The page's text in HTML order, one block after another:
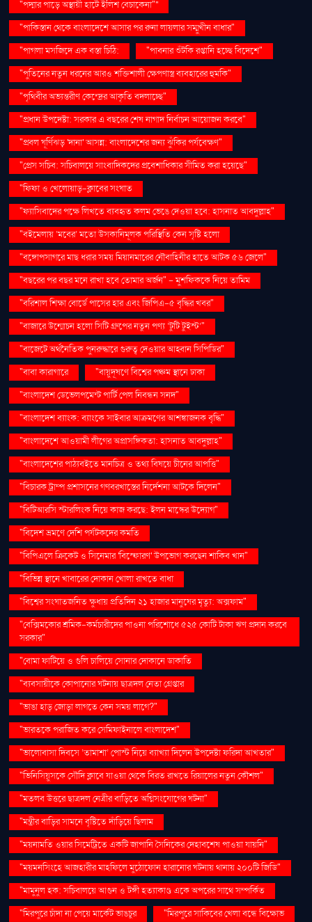
"পদ্মার পাড়ে অস্থায়ী হাটে ইলিশ বেচাকেনা"''
"পাকিস্তান থেকে বাংলাদেশে আসার পর রুনা লায়লার সম্মুখীন বাধার"
"পাগলা মসজিদে এক বস্তা চিঠি:
"পাবনার শুঁটকি রপ্তানি হচ্ছে বিদেশে"
"পুতিনের নতুন ধরনের আরও শক্তিশালী ক্ষেপণাস্ত্র ব্যবহারের হুমকি"
"পৃথিবীর অভ্যন্তরীণ কেন্দ্রের আকৃতি বদলাচ্ছে"
"প্রধান উপদেষ্টা: সরকার এ বছরের শেষ নাগাদ নির্বাচন আয়োজন করবে"
"প্রবল ঘূর্ণিঝড় 'দানা' আসন্ন: বাংলাদেশের জন্য ঝুঁকির পর্যবেক্ষণ"
"প্রেস সচিব: সচিবালয়ে সাংবাদিকদের প্রবেশাধিকার সীমিত করা হয়েছে"
"ফিফা ও খেলোয়াড়-ক্লাবের সংঘাত
"ফ্যাসিবাদের পক্ষে লিখতে ব্যবহৃত কলম ভেঙে দেওয়া হবে: হাসনাত আবদুল্লাহ"
"বইমেলায় ‘মবের’ মতো উসকানিমূলক পরিস্থিতি কেন সৃষ্টি হলো
"বঙ্গোপসাগরে মাছ ধরার সময় মিয়ানমারের নৌবাহিনীর হাতে আটক ৫৬ জেলে"
"বছরের পর বছর মনে রাখা হবে তোমার অর্জন" – মুশফিককে নিয়ে তামিম
"বরিশাল শিক্ষা বোর্ডে পাসের হার এবং জিপিএ-৫ বৃদ্ধির খবর"
"বাজারে উন্মোচন হলো সিটি গ্রুপের নতুন পণ্য ‘টুটি টুইস্ট’"
"বাজেটে অর্থনৈতিক পুনরুদ্ধারে গুরুত্ব দেওয়ার আহ্বান সিপিডির"
"বাবা কারাগারে
"বায়ুদূষণে বিশ্বের পঞ্চম স্থানে ঢাকা
"বাংলাদেশ ডেভেলপমেন্ট পার্টি পেল নিবন্ধন সনদ"
"বাংলাদেশ ব্যাংক: ব্যাংকে সাইবার আক্রমণের আশঙ্কাজনক বৃদ্ধি"
"বাংলাদেশে আওয়ামী লীগের অপ্রাসঙ্গিকতা: হাসনাত আবদুল্লাহ"
"বাংলাদেশের পাঠ্যবইতে মানচিত্র ও তথ্য বিষয়ে চীনের আপত্তি"
"বিচারক ট্রাম্প প্রশাসনের গণবরখাস্তের নির্দেশনা আটকে দিলেন"
"বিটিআরসি স্টারলিংক নিয়ে কাজ করছে: ইলন মাস্কের উদ্যোগ"
"বিদেশ ভ্রমণে দেশি পর্যটকদের কমতি
"বিপিএলে ক্রিকেট ও সিনেমার 'বিস্ফোরণ' উপভোগ করছেন শাকিব খান"
"বিভিন্ন স্থানে খাবারের দোকান খোলা রাখতে বাধা
"বিশ্বের সংঘাতজনিত ক্ষুধায় প্রতিদিন ২১ হাজার মানুষের মৃত্যু: অক্সফাম"
"বেক্সিমকোর শ্রমিক-কর্মচারীদের পাওনা পরিশোধে ৫২৫ কোটি টাকা ঋণ প্রদান করবে
সরকার"
"বোমা ফাটিয়ে ও গুলি চালিয়ে সোনার দোকানে ডাকাতি
"ব্যবসায়ীকে কোপানোর ঘটনায় ছাত্রদল নেতা গ্রেপ্তার
"ভাঙা হাড় জোড়া লাগতে কেন সময় লাগে?"
"ভারতকে পরাজিত করে সেমিফাইনালে বাংলাদেশ"
"ভালোবাসা দিবসে ‘তামাশা’ পোস্ট নিয়ে ব্যাখ্যা দিলেন উপদেষ্টা ফরিদা আখতার"
"ভিনিসিয়ুসকে সৌদি ক্লাবে যাওয়া থেকে বিরত রাখতে রিয়ালের নতুন কৌশল"
"মতলব উত্তরে ছাত্রদল নেত্রীর বাড়িতে অগ্নিসংযোগের ঘটনা"
"মন্ত্রীর বাড়ির সামনে বৃষ্টিতে দাঁড়িয়ে ছিলাম
"ময়নামতি ওয়ার সিমেট্রিতে একটি জাপানি সৈনিকের দেহাবশেষ পাওয়া যায়নি"
"ময়মনসিংহে আজহারীর মাহফিলে মুঠোফোন হারানোর ঘটনায় থানায় ২০০টি জিডি"
"মামুনুল হক: সচিবালয়ে আগুন ও টঙ্গী হত্যাকাণ্ড একে অপরের সাথে সম্পর্কিত
"মিরপুরে চাঁদা না পেয়ে মার্কেট ভাঙচুর
"মিরপুরে সাকিবের খেলা বন্ধে বিক্ষোভ